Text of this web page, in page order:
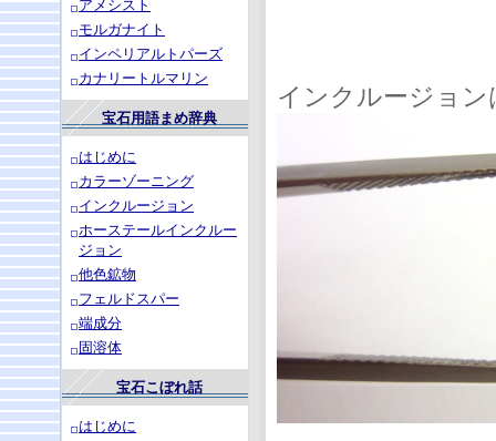
アメシスト
モルガナイト
インペリアルトパーズ
カナリートルマリン
宝石用語まめ辞典
はじめに
カラーゾーニング
インクルージョン
ホーステールインクルー
ジョン
他色鉱物
フェルドスパー
端成分
固溶体
宝石こぼれ話
はじめに
インクルージョ